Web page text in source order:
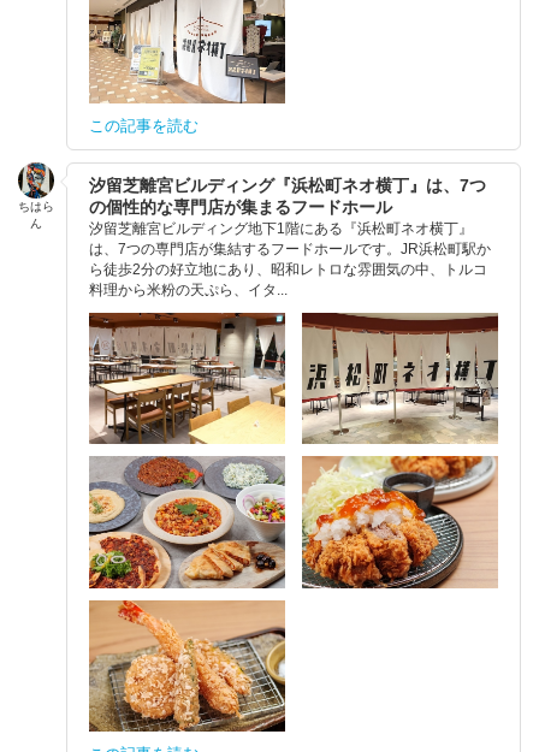
この記事を読む
ちはら
ん
汐留芝離宮ビルディング『浜松町ネオ横丁』は、7つ
の個性的な専門店が集まるフードホール
汐留芝離宮ビルディング地下1階にある『浜松町ネオ横丁』
は、7つの専門店が集結するフードホールです。JR浜松町駅か
ら徒歩2分の好立地にあり、昭和レトロな雰囲気の中、トルコ
料理から米粉の天ぷら、イタ...